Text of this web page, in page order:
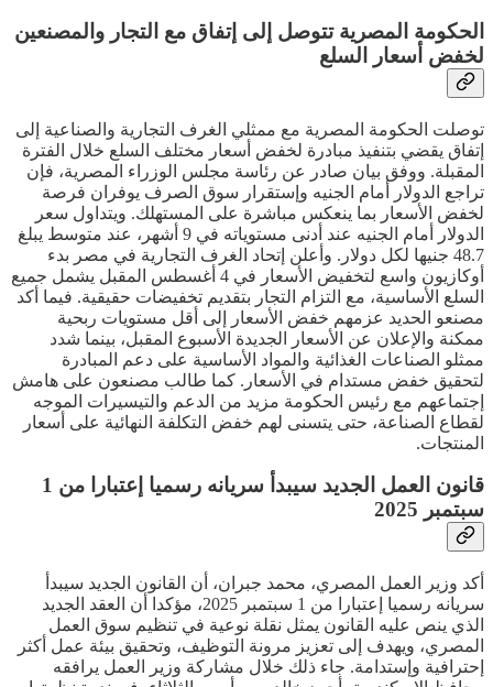
الحكومة المصرية تتوصل إلى إتفاق مع التجار والمصنعين
لخفض أسعار السلع
توصلت الحكومة المصرية مع ممثلي الغرف التجارية والصناعية إلى
إتفاق يقضي بتنفيذ مبادرة لخفض أسعار مختلف السلع خلال الفترة
المقبلة. ووفق بيان صادر عن رئاسة مجلس الوزراء المصرية، فإن
تراجع الدولار أمام الجنيه وإستقرار سوق الصرف يوفران فرصة
لخفض الأسعار بما ينعكس مباشرة على المستهلك. ويتداول سعر
الدولار أمام الجنيه عند أدنى مستوياته في 9 أشهر، عند متوسط يبلغ
48.7 جنيها لكل دولار. وأعلن إتحاد الغرف التجارية في مصر بدء
أوكازيون واسع لتخفيض الأسعار في 4 أغسطس المقبل يشمل جميع
السلع الأساسية، مع التزام التجار بتقديم تخفيضات حقيقية. فيما أكد
مصنعو الحديد عزمهم خفض الأسعار إلى أقل مستويات ربحية
ممكنة والإعلان عن الأسعار الجديدة الأسبوع المقبل، بينما شدد
ممثلو الصناعات الغذائية والمواد الأساسية على دعم المبادرة
لتحقيق خفض مستدام في الأسعار. كما طالب مصنعون على هامش
إجتماعهم مع رئيس الحكومة مزيد من الدعم والتيسيرات الموجه
لقطاع الصناعة، حتى يتسنى لهم خفض التكلفة النهائية على أسعار
المنتجات.
قانون العمل الجديد سيبدأ سريانه رسميا إعتبارا من 1
سبتمبر 2025
أكد وزير العمل المصري، محمد جبران، أن القانون الجديد سيبدأ
سريانه رسميا إعتبارا من 1 سبتمبر 2025، مؤكدا أن العقد الجديد
الذي ينص عليه القانون يمثل نقلة نوعية في تنظيم سوق العمل
المصري، ويهدف إلى تعزيز مرونة التوظيف، وتحقيق بيئة عمل أكثر
إحترافية وإستدامة. جاء ذلك خلال مشاركة وزير العمل يرافقه